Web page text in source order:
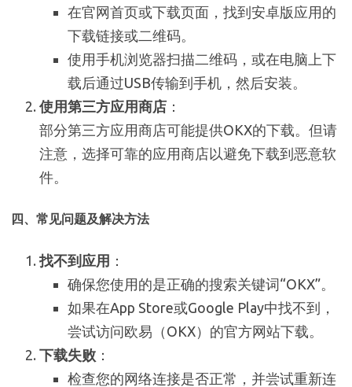
在官网首页或下载页面，找到安卓版应用的
下载链接或二维码。
使用手机浏览器扫描二维码，或在电脑上下
载后通过USB传输到手机，然后安装。
使用第三方应用商店 ：
部分第三方应用商店可能提供OKX的下载。但请
注意，选择可靠的应用商店以避免下载到恶意软
件。
四、常见问题及解决方法
找不到应用 ：
确保您使用的是正确的搜索关键词“OKX”。
如果在App Store或Google Play中找不到，
尝试访问欧易（OKX）的官方网站下载。
下载失败 ：
检查您的网络连接是否正常，并尝试重新连